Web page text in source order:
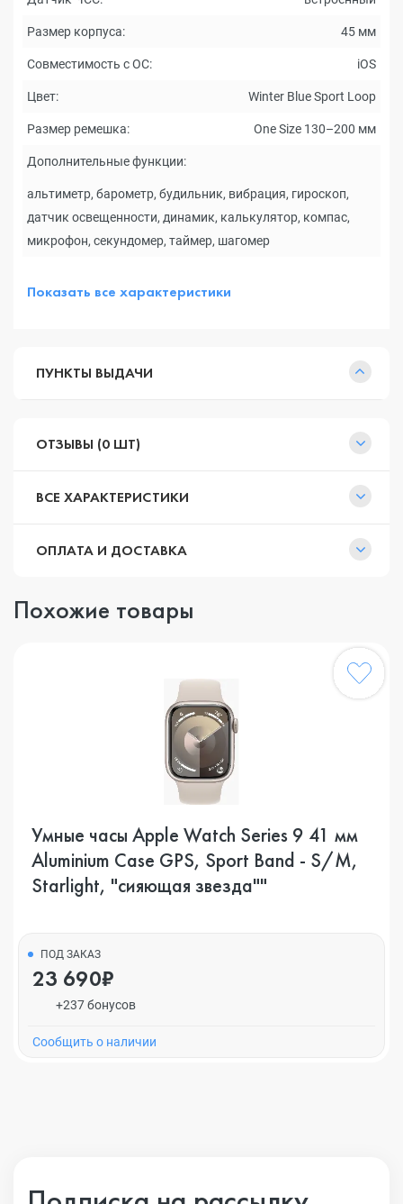
Размер корпуса: 45 мм
Совместимость с ОС: iOS
Цвет: Winter Blue Sport Loop
Размер ремешка: One Size 130–200 мм
Дополнительные функции:
альтиметр, барометр, будильник, вибрация, гироскоп,
датчик освещенности, динамик, калькулятор, компас,
микрофон, секундомер, таймер, шагомер
Показать все характеристики
ПУНКТЫ ВЫДАЧИ
ОТЗЫВЫ (0 ШТ)
ВСЕ ХАРАКТЕРИСТИКИ
ОПЛАТА И ДОСТАВКА
Похожие товары
Умные часы Apple Watch Series 9 41 мм
Aluminium Case GPS, Sport Band - S/M,
Starlight, "сияющая звезда""
ПОД ЗАКАЗ
23 690₽
+237 бонусов
Cообщить о наличии